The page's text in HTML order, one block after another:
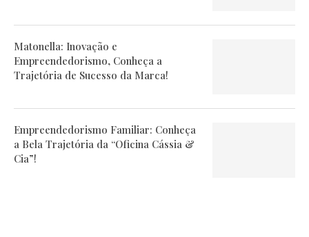
Matonella: Inovação e
Empreendedorismo, Conheça a
Trajetória de Sucesso da Marca!
Empreendedorismo Familiar: Conheça
a Bela Trajetória da “Oficina Cássia &
Cia”!